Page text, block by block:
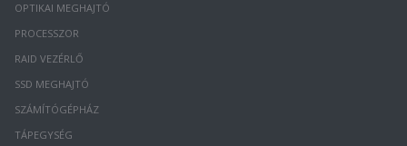
OPTIKAI MEGHAJTÓ
PROCESSZOR
RAID VEZÉRLŐ
SSD MEGHAJTÓ
SZÁMÍTÓGÉPHÁZ
TÁPEGYSÉG